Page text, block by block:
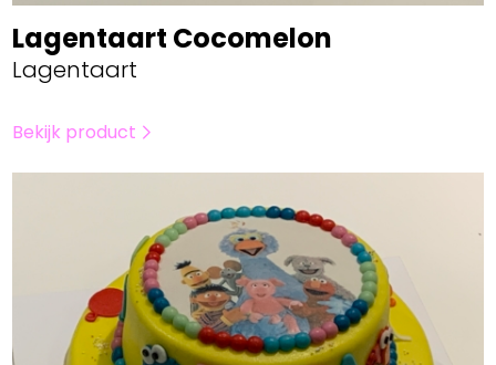
Lagentaart Cocomelon
Lagentaart
Bekijk product